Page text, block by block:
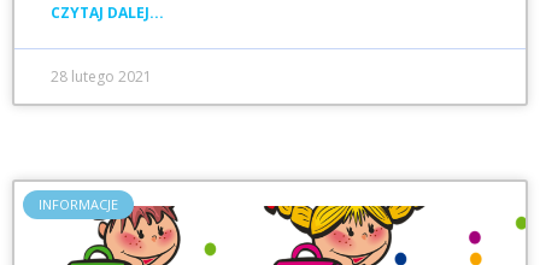
CZYTAJ DALEJ...
28 lutego 2021
INFORMACJE